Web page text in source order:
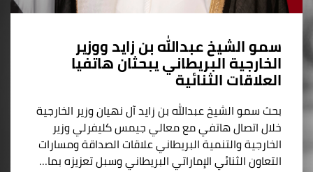
سمو الشيخ عبدالله بن زايد ووزير
الخارجية البريطاني يبحثان هاتفيا
العلاقات الثنائية
بحث سمو الشيخ عبدالله بن زايد آل نهيان وزير الخارجية
خلال اتصال هاتفي مع معالي جيمس كليفرلي وزير
الخارجية والتنمية البريطاني علاقات الصداقة ومسارات
التعاون الثنائي الإماراتي البريطاني وسبل تعزيزه بما…